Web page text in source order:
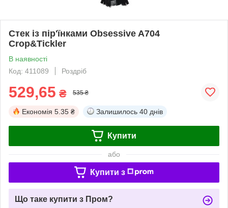
Стек із пір'їнками Obsessive A704
Crop&Tickler
В наявності
Код: 411089
Роздріб
529,65 ₴ 535 ₴
Економія 5.35 ₴ Залишилось 40 днів
Купити
або
Купити з
Що таке купити з Пром?